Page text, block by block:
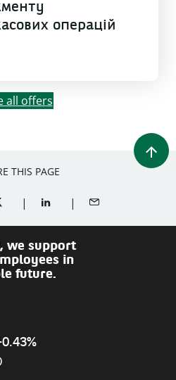
операцій
all offers
THIS PAGE
(OPENS A NEW WINDOW)
ON TWITTER (OPENS A NEW
SHARE ON LINKEDIN
SHARE BY EMAIL
we support
in
future.